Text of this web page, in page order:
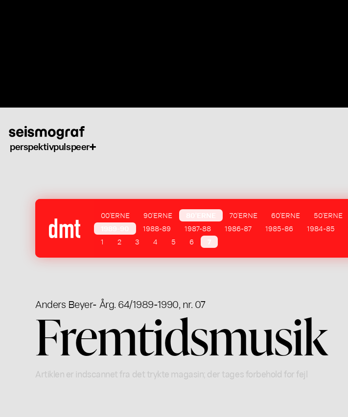
perspektivpulspeer
00'ERNE 90'ERNE 70'ERNE 60'ERNE 50'ERNE
1988-89 1987-88 1986-87 1985-86 1984-85
1
2 3 4 5 6
Anders Beyer- Årg. 64/1989-1990, nr. 07
Fremtidsmusik
Artiklen er indscannet fra det trykte magasin; der tages forbehold for fejl